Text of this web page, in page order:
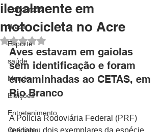
Concursos
Brasil
Esporte
saúde
Mundo
Eleições
Entretenimento
Cotidiano
ilegalmente em
motocicleta no Acre
Avaliado com NaN de 5 estrelas.
Aves estavam em gaiolas
sem identificação e foram
encaminhadas ao CETAS, em
Rio Branco
A Polícia Rodoviária Federal (PRF)
resgatou dois exemplares da espécie